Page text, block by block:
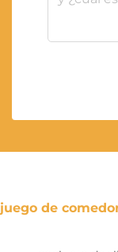
juego de